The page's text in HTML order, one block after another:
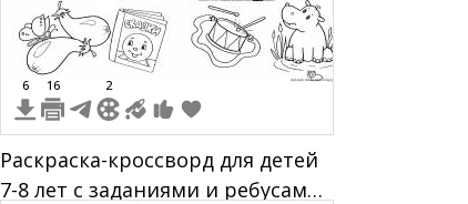
6 16 2
Раскраска-кроссворд для детей
7-8 лет с заданиями и ребусами,